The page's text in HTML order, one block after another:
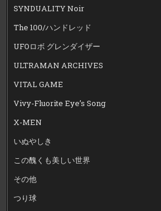
SYNDUALITY Noir
The 100/ハンドレッド
UFOロボ グレンダイザー
ULTRAMAN ARCHIVES
VITAL GAME
Vivy-Fluorite Eye’s Song
X-MEN
いぬやしき
この醜くも美しい世界
その他
つり球